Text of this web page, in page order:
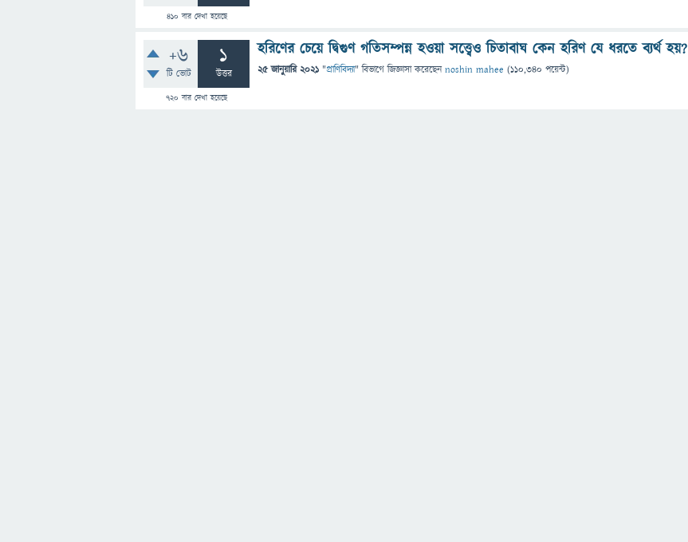
410 বার দেখা হয়েছে
+6
টি ভোট
1
উত্তর
720 বার দেখা হয়েছে
হরিণের চেয়ে দ্বিগুণ গতিসম্পন্ন হওয়া সত্ত্বেও চিতাবাঘ কেন হরিণ যে ধরতে ব্যর্থ হয়?
25 জানুয়ারি 2021 "প্রাণিবিদ্যা" বিভাগে জিজ্ঞাসাকরেছেনnoshin mahee (110,340 পয়েন্ট)